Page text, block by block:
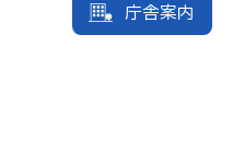
庁舎案内